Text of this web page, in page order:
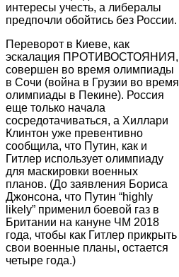
интересы учесть, а либералы
предпочли обойтись без России.
Переворот в Киеве, как
эскалация ПРОТИВОСТОЯНИЯ,
совершен во время олимпиады
в Сочи (война в Грузии во время
олимпиады в Пекине). Россия
еще только начала
сосредотачиваться, а Хиллари
Клинтон уже превентивно
сообщила, что Путин, как и
Гитлер использует олимпиаду
для маскировки военных
планов. (До заявления Бориса
Джонсона, что Путин “highly
likely” применил боевой газ в
Британии на кануне ЧМ 2018
года, чтобы как Гитлер прикрыть
свои военные планы, остается
четыре года.)